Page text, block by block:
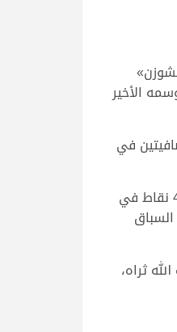
«مذيار» و«الشوزن»
الأخير
في
ثم تذوق الهديفي طعم الانتصار في مختلف السباقات المحلية بالشحانية، حيث حقق نقطة في المحلي الأول عن طريق «الدوحة» في سن الحيل، ثم 4 نقاط في
الشحانية، ونقطة في السباق
ثراه،